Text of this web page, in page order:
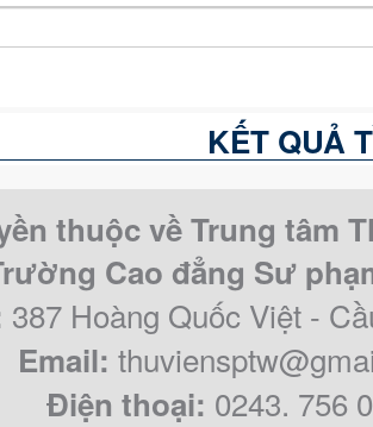
KẾT QUẢ
thuộc về Trung tâm
Cao đẳng Sư
387 Hoàng Quốc Việt -
Email:
Điện thoại: 0243. 756